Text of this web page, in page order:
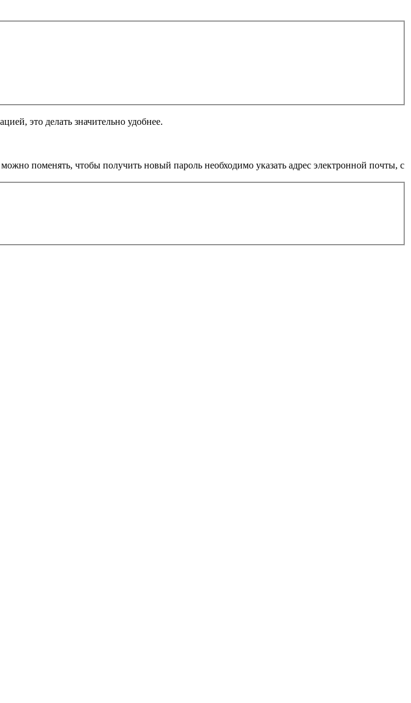
это делать значительно удобнее.
поменять, чтобы получить новый пароль необходимо указать адрес электронной почты, с